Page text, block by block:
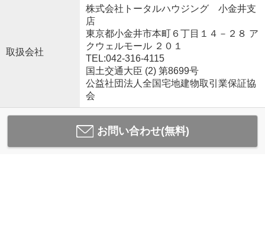
取扱会社
株式会社トータルハウジング 小金井支
店
東京都小金井市本町６丁目１４－２８ ア
クウェルモール ２０１
TEL:042-316-4115
国土交通大臣 (2) 第8699号
公益社団法人全国宅地建物取引業保証協
会
お問い合わせ(無料)